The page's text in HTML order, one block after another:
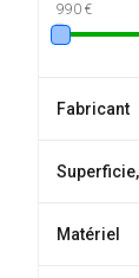
990 €
Fabricant
Matériel